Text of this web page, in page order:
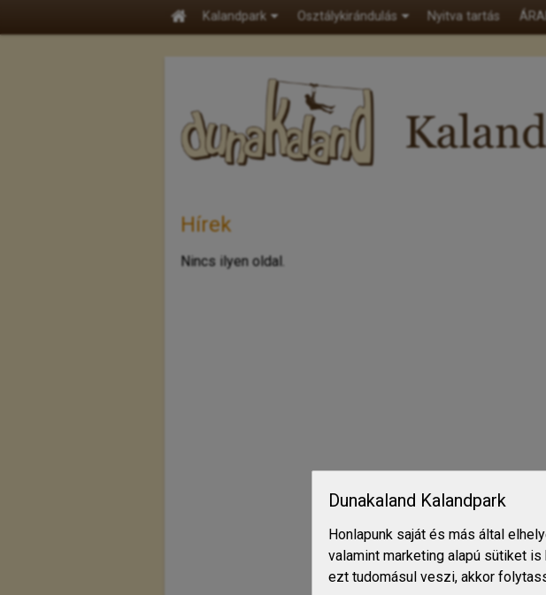
Kalandpark Osztálykirándulás Nyitva tartás
Hírek
Nincs ilyen oldal.
Dunakaland Kalandpark
Honlapunk saját és más által
valamint marketing alapú sütiket
ezt tudomásul veszi, akkor